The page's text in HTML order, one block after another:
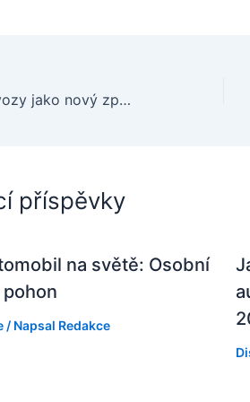
Karavany a obytné vozy jako nový způsob objevování světa na čtyřech kolech
příspěvky
na světě: Osobní
/ Napsal Redakce